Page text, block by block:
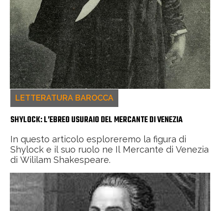
LETTERATURA BAROCCA
SHYLOCK: L’EBREO USURAIO DEL MERCANTE DI VENEZIA
In questo articolo esploreremo la figura di
Shylock e il suo ruolo ne Il Mercante di Venezia
di Wililam Shakespeare.